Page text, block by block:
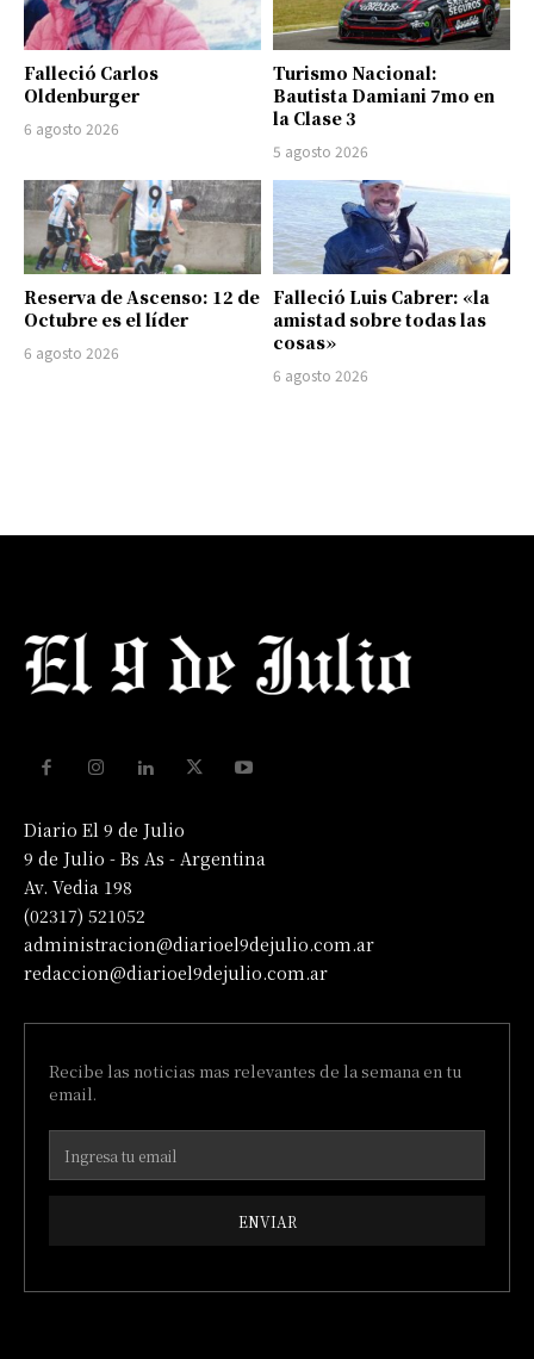
Falleció Carlos
Oldenburger
6 agosto 2026
Turismo Nacional:
Bautista Damiani 7mo en
la Clase 3
5 agosto 2026
Reserva de Ascenso: 12 de
Octubre es el líder
6 agosto 2026
Falleció Luis Cabrer: «la
amistad sobre todas las
cosas»
6 agosto 2026
Diario El 9 de Julio
9 de Julio - Bs As - Argentina
Av. Vedia 198
(02317) 521052
administracion@diarioel9dejulio.com.ar
redaccion@diarioel9dejulio.com.ar
Recibe las noticias mas relevantes de la semana en tu
email.
ENVIAR